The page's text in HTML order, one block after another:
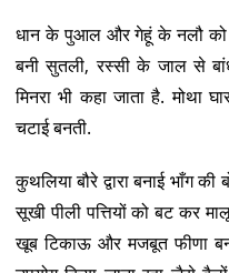
धान के पुआल और गेहूं के नलौ को
बनी सुतली, रस्सी के जाल से
मिनरा भी कहा जाता है.
चटाई बनती.
कुथलिया बौरे द्वारा बनाई भाँग
सूखी पीली पत्तियों को बट कर
खूब टिकाऊ और मजबूत फीणा